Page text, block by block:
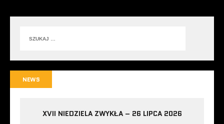
NEWS
XVII NIEDZIELA ZWYKŁA – 26 LIPCA 2026